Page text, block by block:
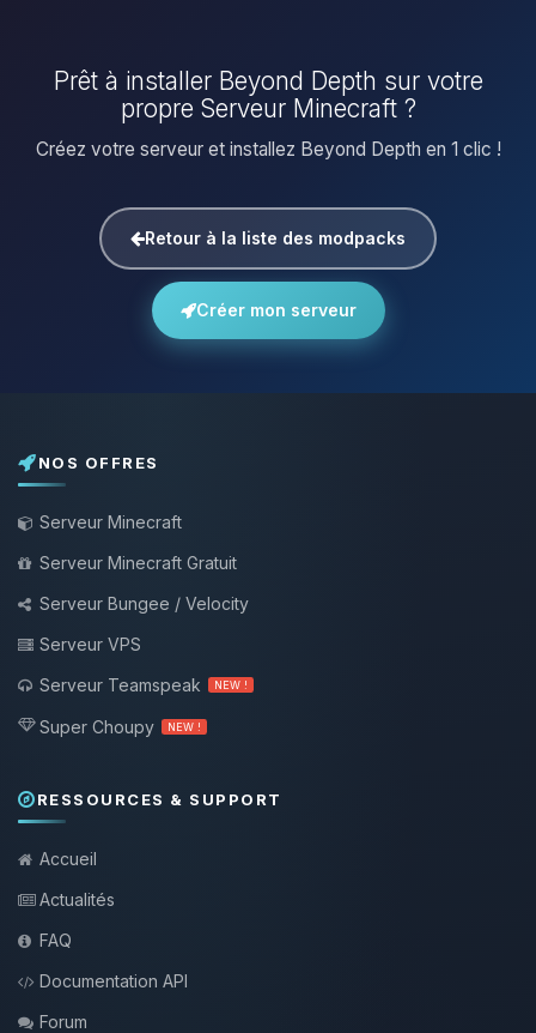
Prêt à installer Beyond Depth sur votre
propre Serveur Minecraft ?
Créez votre serveur et installez Beyond Depth en 1 clic !
Retour à la liste des modpacks
Créer mon serveur
NOS OFFRES
Serveur Minecraft
Serveur Minecraft Gratuit
Serveur Bungee / Velocity
Serveur VPS
Serveur Teamspeak
NEW !
Super Choupy NEW !
RESSOURCES & SUPPORT
Accueil
Actualités
FAQ
Documentation API
Forum